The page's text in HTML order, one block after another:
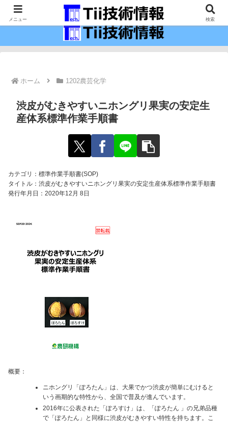
最新の科学技術の情報インフラ。
ホーム 1202農芸化学
渋皮がむきやすいニホングリ果実の安定生
産体系標準作業手順書
カテゴリ：標準作業手順書(SOP)
タイトル：渋皮がむきやすいニホングリ果実の安定生産体系標準作業手順書
発行年月日：2020年12月 8日
概要：
ニホングリ「ぽろたん」は、大果でかつ渋皮が簡単にむけると
いう画期的な特性から、全国で普及が進んでいます。
2016年に公表された「ぽろすけ」は、「ぽろたん 」の兄弟品種
で「ぽろたん」と同様に渋皮がむきやすい特性を持ちます。こ
メニュー 検索